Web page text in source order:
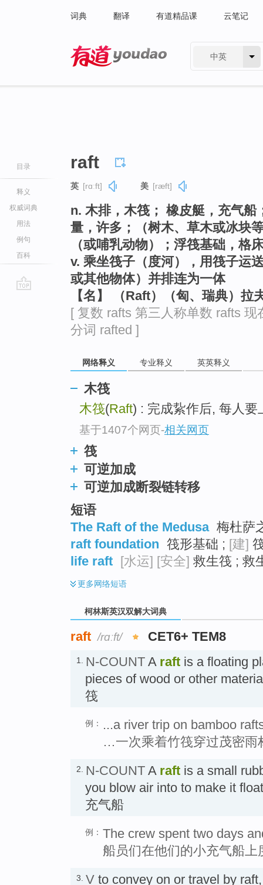
词典 翻译 有道精品课 云笔记
中英
目录
释义
权威词典
用法
例句
百科
raft
英 [rɑːft] 美 [ræft]
n. 木排，木筏； 橡皮艇，充气
量，许多；（树木、草木或冰块
（或哺乳动物）；浮筏基础，格
v. 乘坐筏子（度河），用筏子运
或其他物体）并排连为一体
【名】 （Raft）（匈、瑞典）拉
[ 复数 rafts 第三人称单数 rafts
分词 rafted ]
网络释义 专业释义 英英释义
木筏
木筏(Raft) : 完成紥作后, 每人要
基于1407个网页-相关网页
筏
可逆加成
可逆加成断裂链转移
短语
The Raft of the Medusa 梅杜萨
raft foundation 筏形基础 ; [建]
life raft [水运] [安全] 救生筏 ; 救
更多网络短语
柯林斯英汉双解大词典
raft /rɑːft/ CET6+ TEM8
1. N-COUNT A raft is a floating
pieces of wood or other
筏
例：
...a river trip on bamboo
…一次乘着竹筏穿过茂密雨
2. N-COUNT A raft is a small
you blow air into to make it
充气船
例： The crew spent two days
船员们在他们的小充气船上
3. V to convey on or travel by